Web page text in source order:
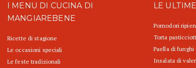
I MENU DI CUCINA DI
MANGIAREBENE
Ricette di stagione
Le occasioni speciali
Le feste tradizionali
LE
Pomodori
Torta
Paella di funghi
Insalata di